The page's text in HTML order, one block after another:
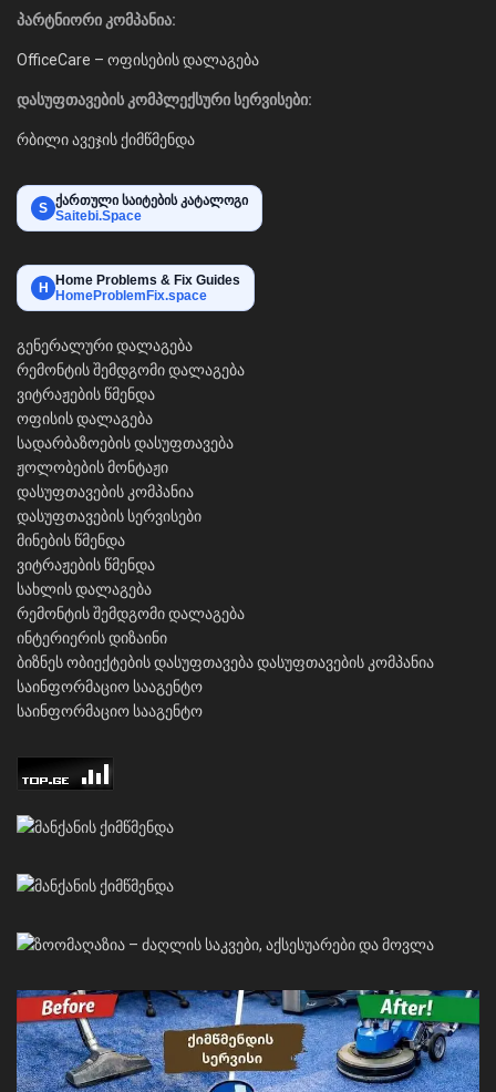
პარტნიორი კომპანია:
OfficeCare – ოფისების დალაგება
დასუფთავების კომპლექსური სერვისები:
რბილი ავეჯის ქიმწმენდა
S ქართული საიტების კატალოგი
Saitebi.Space
H
Home Problems & Fix Guides
HomeProblemFix.space
გენერალური დალაგება
რემონტის შემდგომი დალაგება
ვიტრაჟების წმენდა
ოფისის დალაგება
სადარბაზოების დასუფთავება
ჟოლობების მონტაჟი
დასუფთავების კომპანია
დასუფთავების სერვისები
მინების წმენდა
ვიტრაჟების წმენდა
სახლის დალაგება
რემონტის შემდგომი დალაგება
ინტერიერის დიზაინი
ბიზნეს ობიექტების დასუფთავებადასუფთავების კომპანია
საინფორმაციო სააგენტო
საინფორმაციო სააგენტო